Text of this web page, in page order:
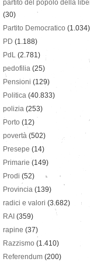
partito del popolo della
(30)
Partito Democratico (1.034)
PD (1.188)
PdL (2.781)
pedofilia (25)
Pensioni (129)
Politica (40.833)
polizia (253)
Porto (12)
povertà (502)
Presepe (14)
Primarie (149)
Prodi (52)
Provincia (139)
radici e valori (3.682)
RAI (359)
rapine (37)
Razzismo (1.410)
Referendum (200)